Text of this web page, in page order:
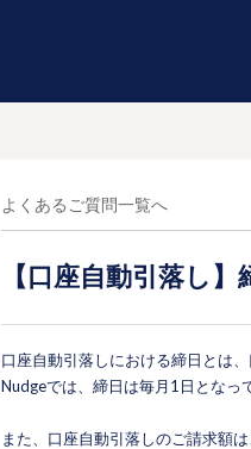
よくあるご質問一覧へ
【口座自動引落し
口座自動引落しにおける締日とは
Nudgeでは、締日は毎月1日となっ
また、口座自動引落しのご請求額